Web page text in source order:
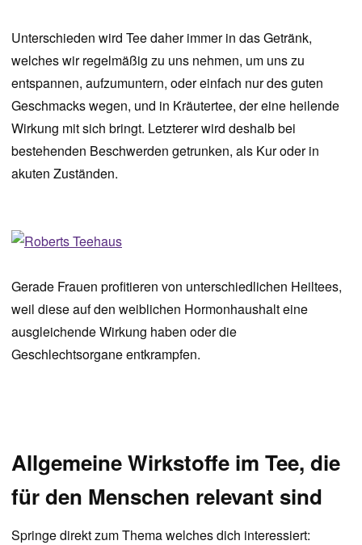
Unterschieden wird Tee daher immer in das Getränk,
welches wir regelmäßig zu uns nehmen, um uns zu
entspannen, aufzumuntern, oder einfach nur des guten
Geschmacks wegen, und in Kräutertee, der eine heilende
Wirkung mit sich bringt. Letzterer wird deshalb bei
bestehenden Beschwerden getrunken, als Kur oder in
akuten Zuständen.
Gerade Frauen profitieren von unterschiedlichen Heiltees,
weil diese auf den weiblichen Hormonhaushalt eine
ausgleichende Wirkung haben oder die
Geschlechtsorgane entkrampfen.
Allgemeine Wirkstoffe im Tee, die
für den Menschen relevant sind
Springe direkt zum Thema welches dich interessiert: